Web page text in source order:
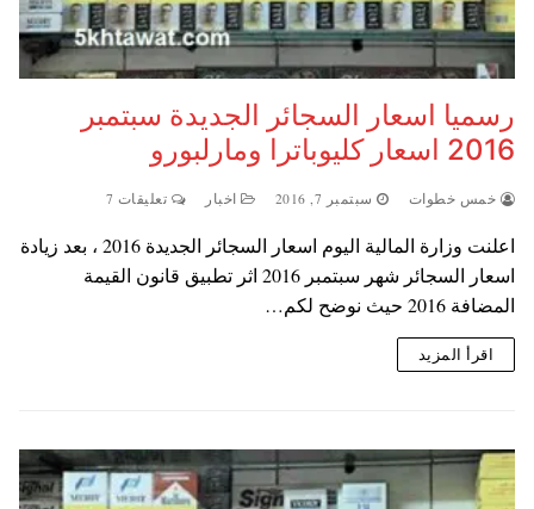
رسميا اسعار السجائر الجديدة سبتمبر
2016 اسعار كليوباترا ومارلبورو
خمس خطوات سبتمبر 7, 2016 اخبار تعليقات 7
اعلنت وزارة المالية اليوم اسعار السجائر الجديدة 2016 ، بعد زيادة
اسعار السجائر شهر سبتمبر 2016 اثر تطبيق قانون القيمة
المضافة 2016 حيث نوضح لكم…
اقرأ المزيد